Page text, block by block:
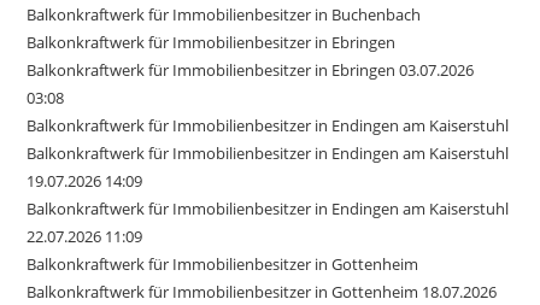
Balkonkraftwerk für Immobilienbesitzer in Buchenbach
Balkonkraftwerk für Immobilienbesitzer in Ebringen
Balkonkraftwerk für Immobilienbesitzer in Ebringen 03.07.2026
03:08
Balkonkraftwerk für Immobilienbesitzer in Endingen am Kaiserstuhl
Balkonkraftwerk für Immobilienbesitzer in Endingen am Kaiserstuhl
19.07.2026 14:09
Balkonkraftwerk für Immobilienbesitzer in Endingen am Kaiserstuhl
22.07.2026 11:09
Balkonkraftwerk für Immobilienbesitzer in Gottenheim
Balkonkraftwerk für Immobilienbesitzer in Gottenheim 18.07.2026